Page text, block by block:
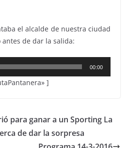
el alcalde de nuestra ciudad
antes de dar la salida:
00:00
]
para ganar a un Sporting La
de dar la sorpresa